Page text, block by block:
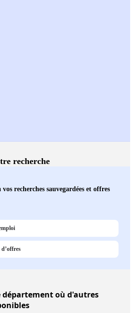
recherche
vos recherches sauvegardées et offres
département où d'autres